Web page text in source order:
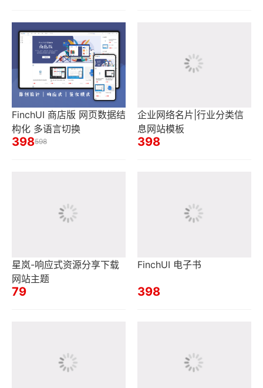
FinchUI 商店版 网页数据结
构化 多语言切换
398598
企业网络名片|行业分类信
息网站模板
398
星岚-响应式资源分享下载
网站主题
79
FinchUI 电子书
398